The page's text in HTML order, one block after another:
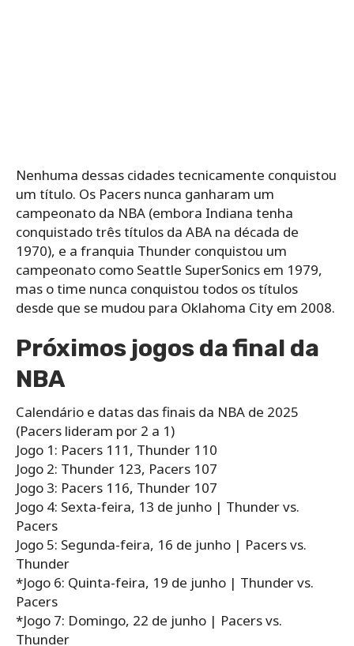
Nenhuma dessas cidades tecnicamente conquistou
um título. Os Pacers nunca ganharam um
campeonato da NBA (embora Indiana tenha
conquistado três títulos da ABA na década de
1970), e a franquia Thunder conquistou um
campeonato como Seattle SuperSonics em 1979,
mas o time nunca conquistou todos os títulos
desde que se mudou para Oklahoma City em 2008.
Próximos jogos da final da
NBA
Calendário e datas das finais da NBA de 2025
(Pacers lideram por 2 a 1)
Jogo 1: Pacers 111, Thunder 110
Jogo 2: Thunder 123, Pacers 107
Jogo 3: Pacers 116, Thunder 107
Jogo 4: Sexta-feira, 13 de junho | Thunder vs.
Pacers
Jogo 5: Segunda-feira, 16 de junho | Pacers vs.
Thunder
*Jogo 6: Quinta-feira, 19 de junho | Thunder vs.
Pacers
*Jogo 7: Domingo, 22 de junho | Pacers vs.
Thunder